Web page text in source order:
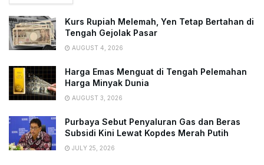
Kurs Rupiah Melemah, Yen Tetap Bertahan di
Tengah Gejolak Pasar
AUGUST 4, 2026
Harga Emas Menguat di Tengah Pelemahan
Harga Minyak Dunia
AUGUST 3, 2026
Purbaya Sebut Penyaluran Gas dan Beras
Subsidi Kini Lewat Kopdes Merah Putih
JULY 25, 2026